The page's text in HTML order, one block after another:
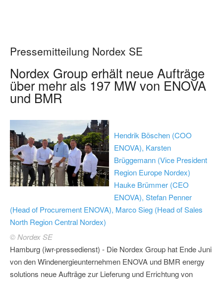
Pressemitteilung Nordex SE
Nordex Group erhält neue Aufträge
über mehr als 197 MW von ENOVA
und BMR
Hendrik Böschen (COO
ENOVA), Karsten
Brüggemann (Vice President
Region Europe Nordex)
Hauke Brümmer (CEO
ENOVA), Stefan Penner
(Head of Procurement ENOVA), Marco Sieg (Head of Sales
North Region Central Nordex)
© Nordex SE
Hamburg (iwr-pressedienst) - Die Nordex Group hat Ende Juni
von den Windenergieunternehmen ENOVA und BMR energy
solutions neue Aufträge zur Lieferung und Errichtung von